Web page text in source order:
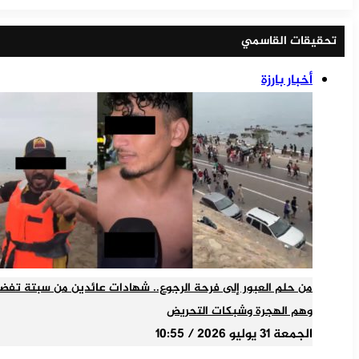
تحقيقات القاسمي
أخبار بارزة
من حلم العبور إلى فرحة الرجوع.. شهادات عائدين من سبتة
وهم الهجرة وشبكات التحريض
الجمعة 31 يوليو 2026 / 10:55